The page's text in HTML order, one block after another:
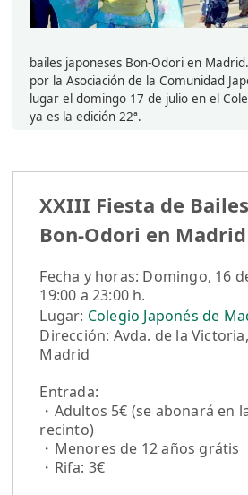
bailes japoneses Bon-Odori en
por la Asociación de la Comunidad
lugar el domingo 17 de julio en el
ya es la edición 22ª.
XXIII Fiesta de
Bon-Odori en Madrid
Fecha y horas: Domingo, 16
19:00 a 23:00 h.
Lugar: Colegio Japonés de
Dirección: Avda. de la
Madrid
Entrada:
・Adultos 5€ (se abonará en
recinto)
・Menores de 12 años grátis
・Rifa: 3€